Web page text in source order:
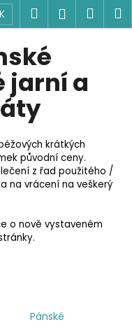
Hledat
jarní a
krátkých
původní ceny.
z řad použitého /
na vrácení na veškerý
o nově vystaveném
Pánské